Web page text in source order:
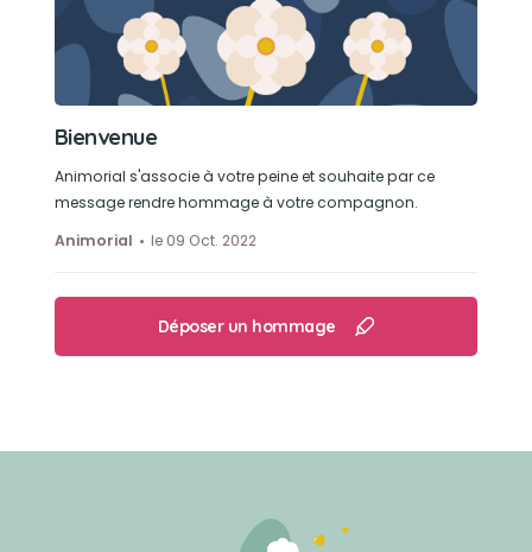
Bienvenue
Animorial s'associe à votre peine et souhaite par ce
message rendre hommage à votre compagnon.
Animorial
le 09 Oct. 2022
Déposer un hommage